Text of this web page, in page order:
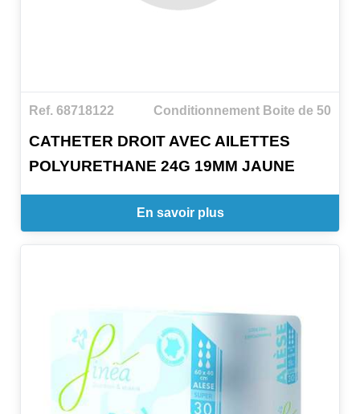
Ref. 68718122 Conditionnement Boite de 50
CATHETER DROIT AVEC AILETTES
POLYURETHANE 24G 19MM JAUNE
En savoir plus